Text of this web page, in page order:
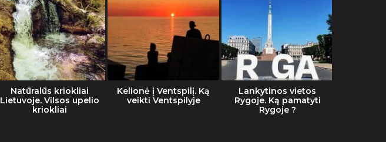
Natūralūs kriokliai
Lietuvoje. Vilsos upelio
kriokliai
Kelionė į Ventspilį. Ką
veikti Ventspilyje
Lankytinos vietos
Rygoje. Ką pamatyti
Rygoje ?